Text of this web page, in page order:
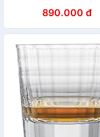
890.000 đ